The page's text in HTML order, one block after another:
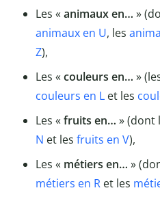
Les «animaux en… »
animaux en U, les
Z),
Les «couleurs en… »
couleurs en L et les
Les «fruits en… » (dont
N et les fruits en V),
Les « métiers en… »
métiers en R et les